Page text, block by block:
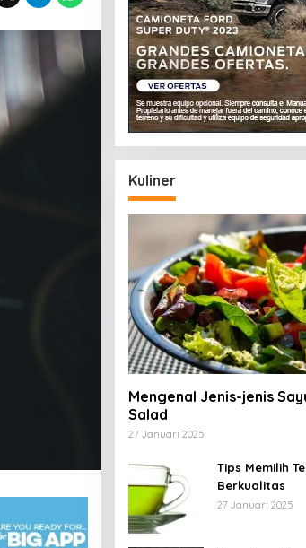
Kuliner
Mengenal Jenis-jenis
Salad
27 Januari 2025
Tips Memilih
Berkualitas
27 Januari 2025